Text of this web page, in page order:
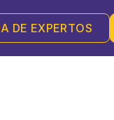
DE EXPERTOS